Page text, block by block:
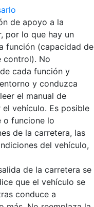
de apoyo a la
por lo que hay un
función (capacidad de
control). No
cada función y
y conduzca
el manual de
vehículo. Es posible
o funcione lo
de la carretera, las
del vehículo,
de la carretera se
que el vehículo se
conduce a